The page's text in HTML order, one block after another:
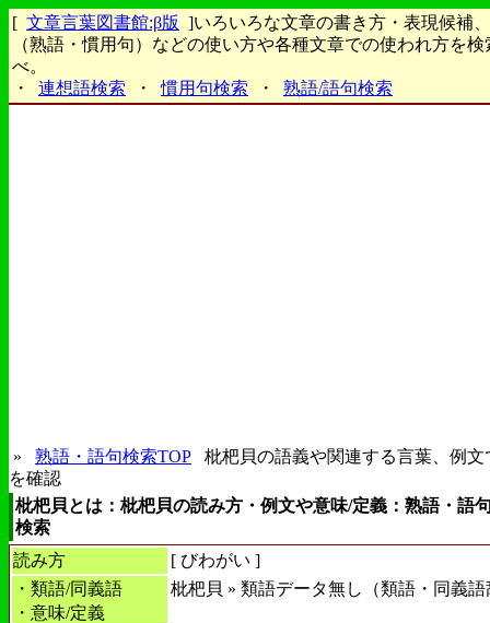
[ 文章言葉図書館:β版 ]いろいろな文章の書き方・表現候補
（熟語・慣用句）などの使い方や各種文章での使われ方を検
べ。
・
連想語検索 ・ 慣用句検索 ・ 熟語/語句検索
» 熟語・語句検索TOP
枇杷貝の語義や関連する言葉、例文
を確認
枇杷貝とは：枇杷貝の読み方・例文や意味/定義：熟語・語
検索
読み方
[ びわがい ]
・類語/同義語
・意味/定義
枇杷貝 » 類語データ無し（類語・同義語